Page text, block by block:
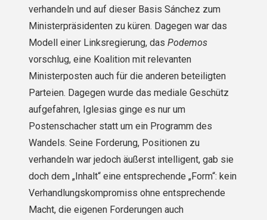
verhandeln und auf dieser Basis Sánchez zum
Ministerpräsidenten zu küren. Dagegen war das
Modell einer Linksregierung, das Podemos
vorschlug, eine Koalition mit relevanten
Ministerposten auch für die anderen beteiligten
Parteien. Dagegen wurde das mediale Geschütz
aufgefahren, Iglesias ginge es nur um
Postenschacher statt um ein Programm des
Wandels. Seine Forderung, Positionen zu
verhandeln war jedoch äußerst intelligent, gab sie
doch dem „Inhalt“ eine entsprechende „Form“: kein
Verhandlungskompromiss ohne entsprechende
Macht, die eigenen Forderungen auch